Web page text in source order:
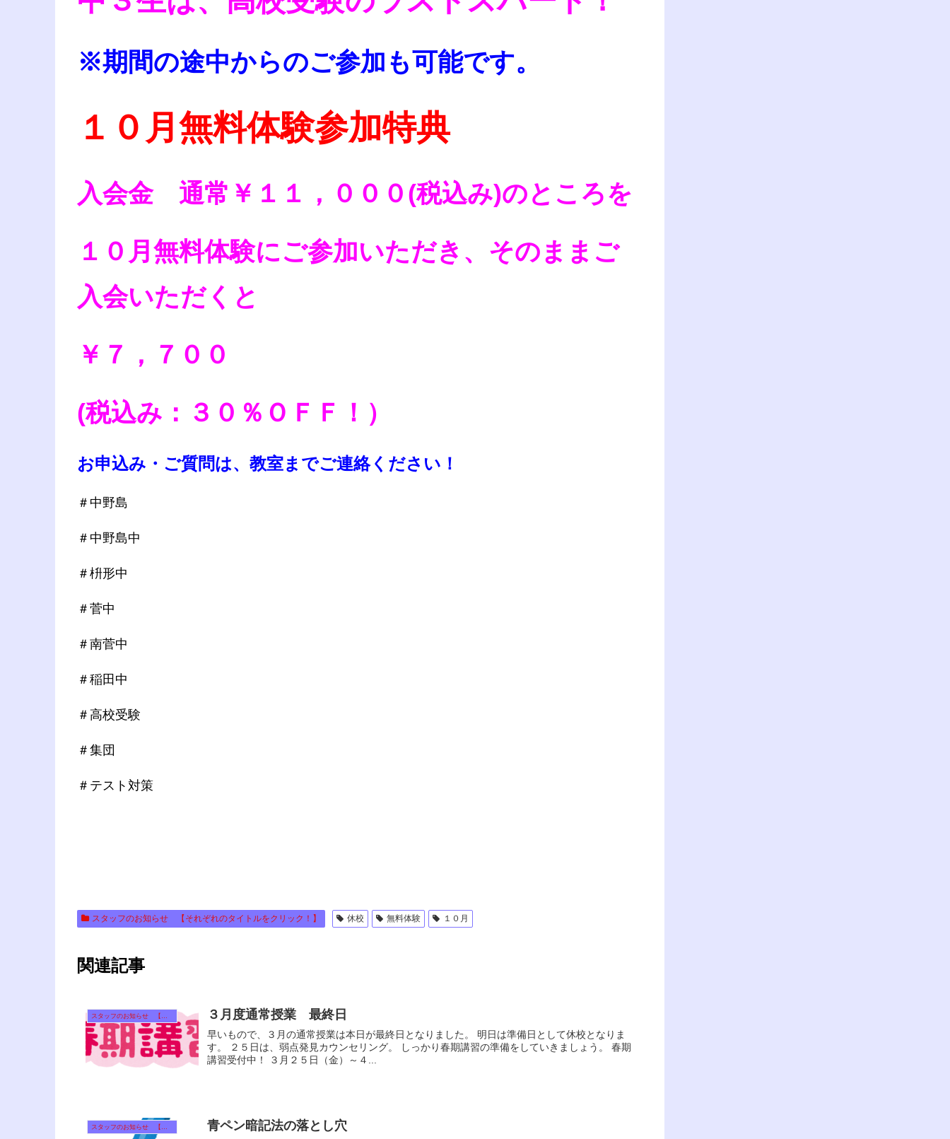
※期間の途中からのご参加も可能です。
１０月無料体験参加特典
入会金 通常￥１１，０００(税込み)のところを
１０月無料体験にご参加いただき、そのままご
入会いただくと
￥７，７００
(税込み：３０％ＯＦＦ！）
お申込み・ご質問は、教室までご連絡ください！
＃中野島
＃中野島中
＃枡形中
＃菅中
＃南菅中
＃稲田中
＃高校受験
＃集団
＃テスト対策
スタッフのお知らせ 【それぞれのタイトルをクリック！】 休校 無料体験 １０月
関連記事
スタッフのお知らせ 【それぞれのタイトルをクリック！】 ３月度通常授業 最終日
早いもので、３月の通常授業は本日が最終日となりました。 明日は準備日として休校となりま
す。 ２５日は、弱点発見カウンセリング。 しっかり春期講習の準備をしていきましょう。 春期
講習受付中！ ３月２５日（金）～４...
青ペン暗記法の落とし穴